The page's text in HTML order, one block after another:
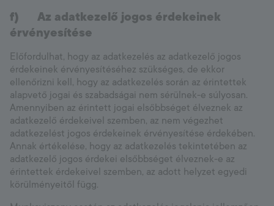
f) Az adatkezelő jogos érdekeinek
érvényesítése
Előfordulhat, hogy az adatkezelés az adatkezelő jogos
érdekeinek érvényesítéséhez szükséges, de ekkor
ellenőrizni kell, hogy az adatkezelés során az érintettek
alapvető jogai és szabadságai nem sérülnek-e súlyosan.
Amennyiben az érintett jogai elsőbbséget élveznek az
adatkezelő érdekeivel szemben, az nem végezhet
adatkezelést jogos érdekeinek érvényesítése érdekében.
Annak értékelése, hogy az adatkezelés tekintetében az
adatkezelő jogos érdekei elsőbbséget élveznek-e az
érintettek érdekeivel szemben, az adott helyzet egyedi
körülményeitől függ.